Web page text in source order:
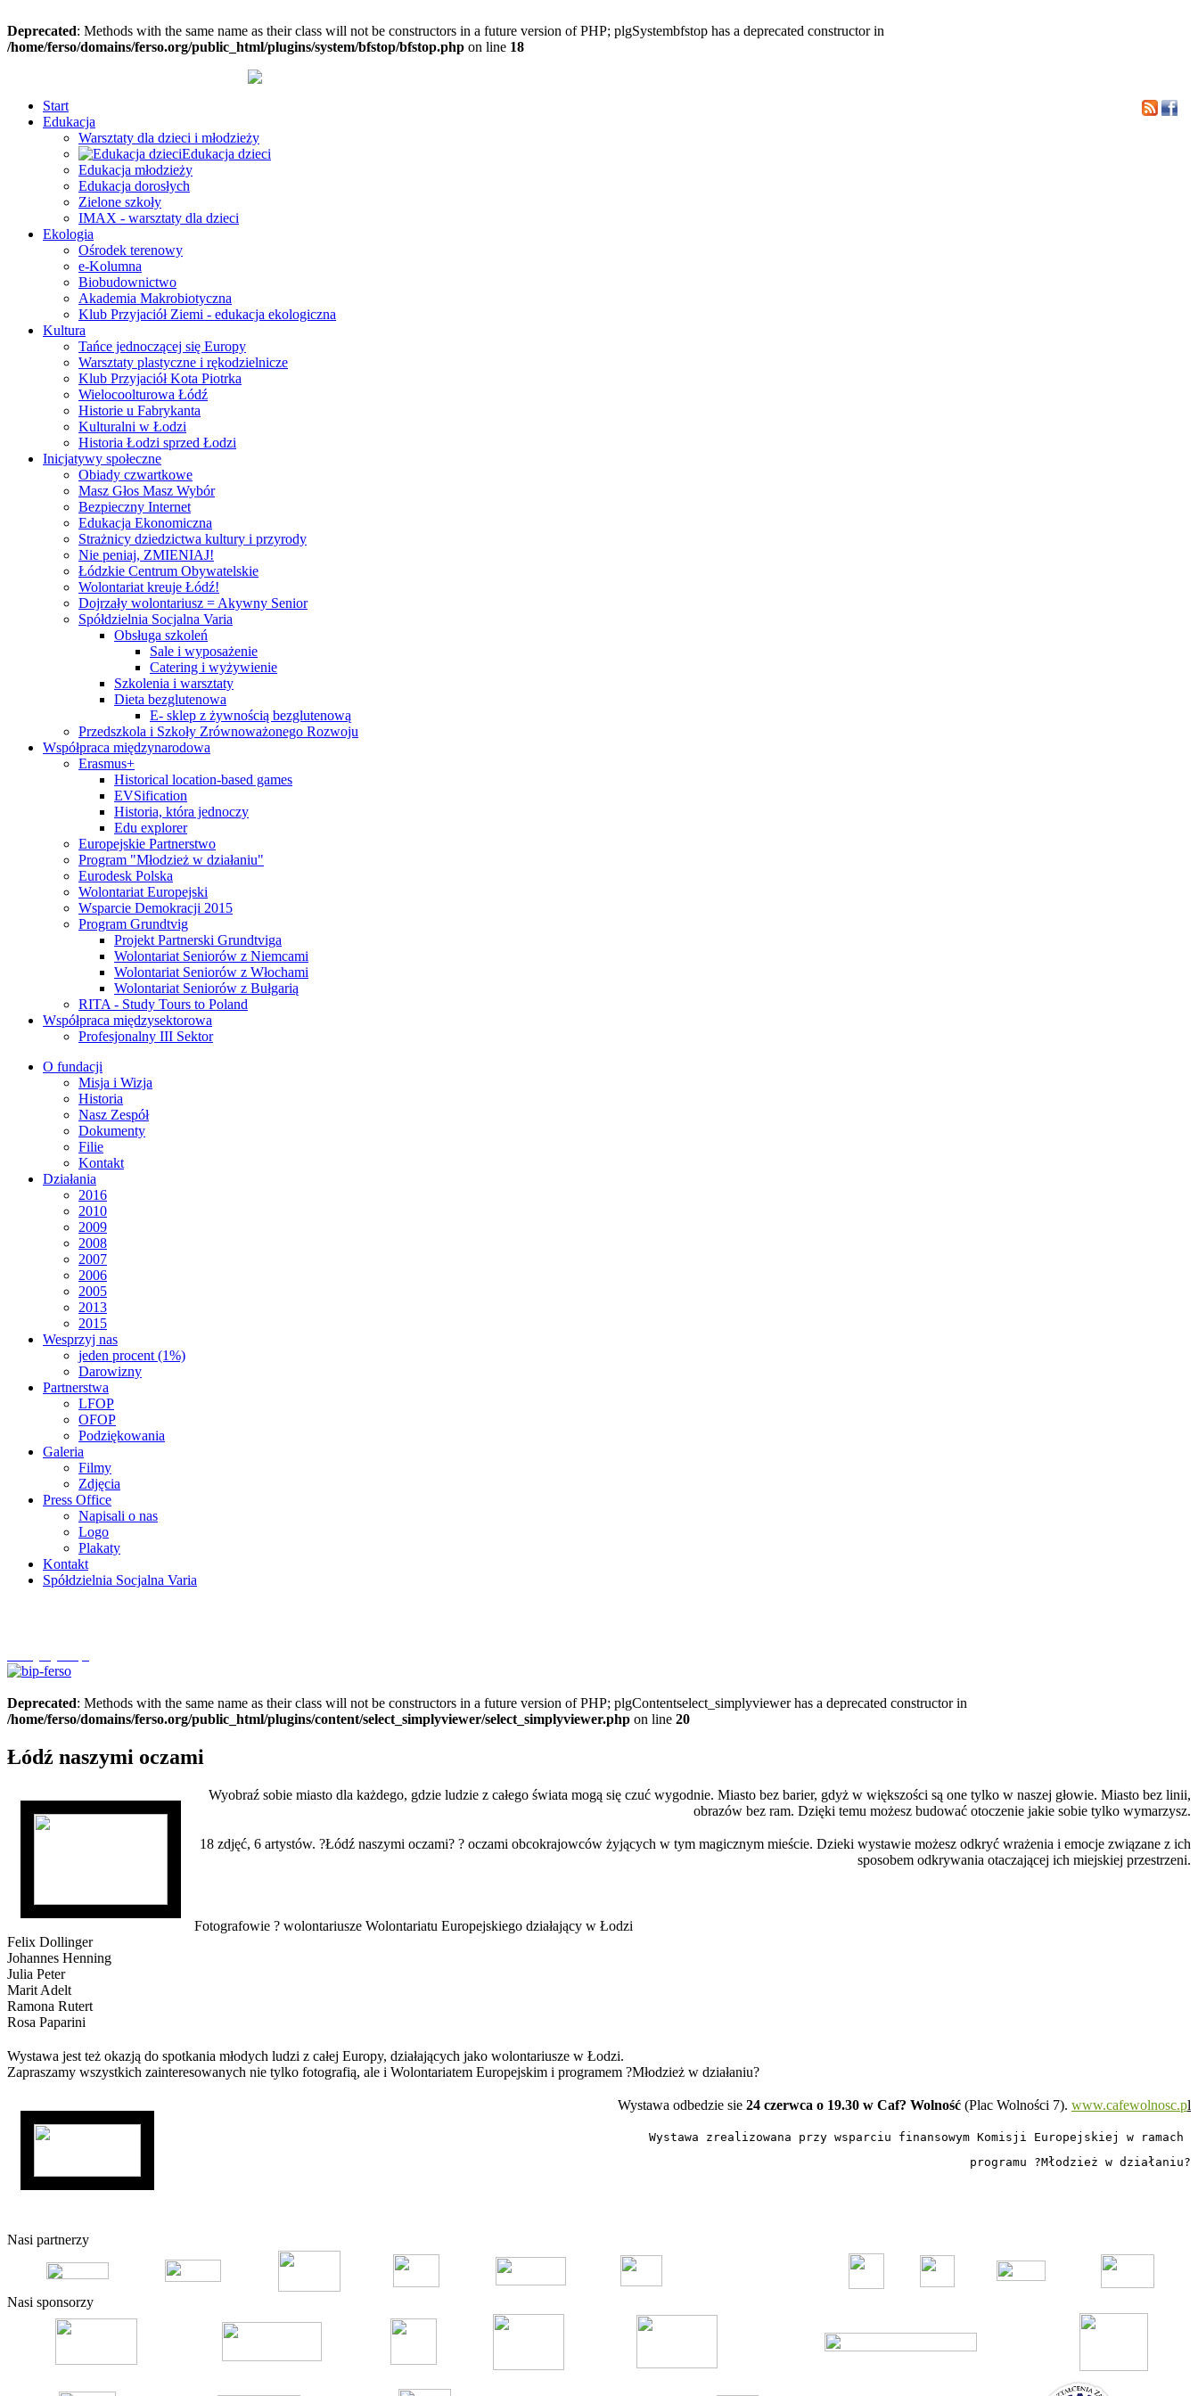
Deprecated: Methods with the same name as their class will not be constructors in a future version of PHP; plgSystembfstop has a deprecated constructor in
/home/ferso/domains/ferso.org/public_html/plugins/system/bfstop/bfstop.php on line 18
Start
Edukacja
Warsztaty dla dzieci i młodzieży
Edukacja dzieci
Edukacja młodzieży
Edukacja dorosłych
Zielone szkoły
IMAX - warsztaty dla dzieci
Ekologia
Ośrodek terenowy
e-Kolumna
Biobudownictwo
Akademia Makrobiotyczna
Klub Przyjaciół Ziemi - edukacja ekologiczna
Kultura
Tańce jednoczącej się Europy
Warsztaty plastyczne i rękodzielnicze
Klub Przyjaciół Kota Piotrka
Wielocoolturowa Łódź
Historie u Fabrykanta
Kulturalni w Łodzi
Historia Łodzi sprzed Łodzi
Inicjatywy społeczne
Obiady czwartkowe
Masz Głos Masz Wybór
Bezpieczny Internet
Edukacja Ekonomiczna
Strażnicy dziedzictwa kultury i przyrody
Nie peniaj, ZMIENIAJ!
Łódzkie Centrum Obywatelskie
Wolontariat kreuje Łódź!
Dojrzały wolontariusz = Akywny Senior
Spółdzielnia Socjalna Varia
Obsługa szkoleń
Sale i wyposażenie
Catering i wyżywienie
Szkolenia i warsztaty
Dieta bezglutenowa
E- sklep z żywnością bezglutenową
Przedszkola i Szkoły Zrównoważonego Rozwoju
Współpraca międzynarodowa
Erasmus+
Historical location-based games
EVSification
Historia, która jednoczy
Edu explorer
Europejskie Partnerstwo
Program "Młodzież w działaniu"
Eurodesk Polska
Wolontariat Europejski
Wsparcie Demokracji 2015
Program Grundtvig
Projekt Partnerski Grundtviga
Wolontariat Seniorów z Niemcami
Wolontariat Seniorów z Włochami
Wolontariat Seniorów z Bułgarią
RITA - Study Tours to Poland
Współpraca międzysektorowa
Profesjonalny III Sektor
O fundacji
Misja i Wizja
Historia
Nasz Zespół
Dokumenty
Filie
Kontakt
Działania
2016
2010
2009
2008
2007
2006
2005
2013
2015
Wesprzyj nas
jeden procent (1%)
Darowizny
Partnerstwa
LFOP
OFOP
Podziękowania
Galeria
Filmy
Zdjęcia
Press Office
Napisali o nas
Logo
Plakaty
Kontakt
Spółdzielnia Socjalna Varia
Deprecated: Methods with the same name as their class will not be constructors in a future version of PHP; plgContentselect_simplyviewer has a deprecated constructor in
/home/ferso/domains/ferso.org/public_html/plugins/content/select_simplyviewer/select_simplyviewer.php on line 20
Łódź naszymi oczami
Wyobraź sobie miasto dla każdego, gdzie ludzie z całego świata mogą się czuć wygodnie. Miasto bez barier, gdyż w większości są one tylko w naszej głowie. Miasto bez linii,
obrazów bez ram. Dzięki temu możesz budować otoczenie jakie sobie tylko wymarzysz.
18 zdjęć, 6 artystów. ?Łódź naszymi oczami? ? oczami obcokrajowców żyjących w tym magicznym mieście. Dzieki wystawie możesz odkryć wrażenia i emocje związane z ich
sposobem odkrywania otaczającej ich miejskiej przestrzeni.
Fotografowie ? wolontariusze Wolontariatu Europejskiego działający w Łodzi
Felix Dollinger
Johannes Henning
Julia Peter
Marit Adelt
Ramona Rutert
Rosa Paparini
Wystawa jest też okazją do spotkania młodych ludzi z całej Europy, działających jako wolontariusze w Łodzi.
Zapraszamy wszystkich zainteresowanych nie tylko fotografią, ale i Wolontariatem Europejskim i programem ?Młodzież w działaniu?
Wystawa odbedzie sie 24 czerwca o 19.30 w Caf? Wolność (Plac Wolności 7). www.cafewolnosc.pl
Wystawa zrealizowana przy wsparciu finansowym Komisji Europejskiej w ramach
programu ?Młodzież w działaniu?
Nasi partnerzy
Nasi sponsorzy